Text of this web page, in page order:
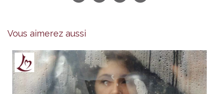
Vous aimerez aussi